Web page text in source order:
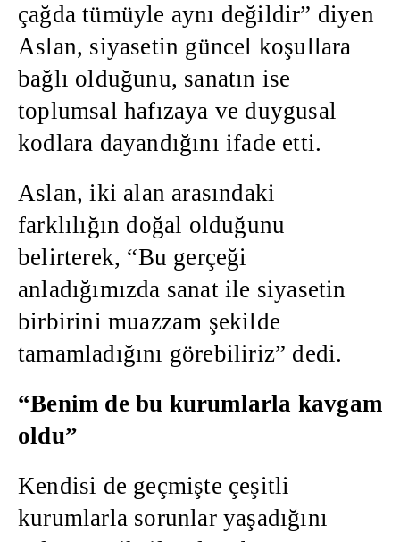
çağda tümüyle aynı değildir” diyen
Aslan, siyasetin güncel koşullara
bağlı olduğunu, sanatın ise
toplumsal hafızaya ve duygusal
kodlara dayandığını ifade etti.
Aslan, iki alan arasındaki
farklılığın doğal olduğunu
belirterek, “Bu gerçeği
anladığımızda sanat ile siyasetin
birbirini muazzam şekilde
tamamladığını görebiliriz” dedi.
“Benim de bu kurumlarla kavgam
oldu”
Kendisi de geçmişte çeşitli
kurumlarla sorunlar yaşadığını